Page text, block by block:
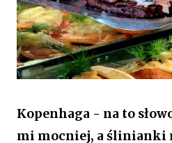
Kopenhaga - na to
mi mocniej, a ślinianki